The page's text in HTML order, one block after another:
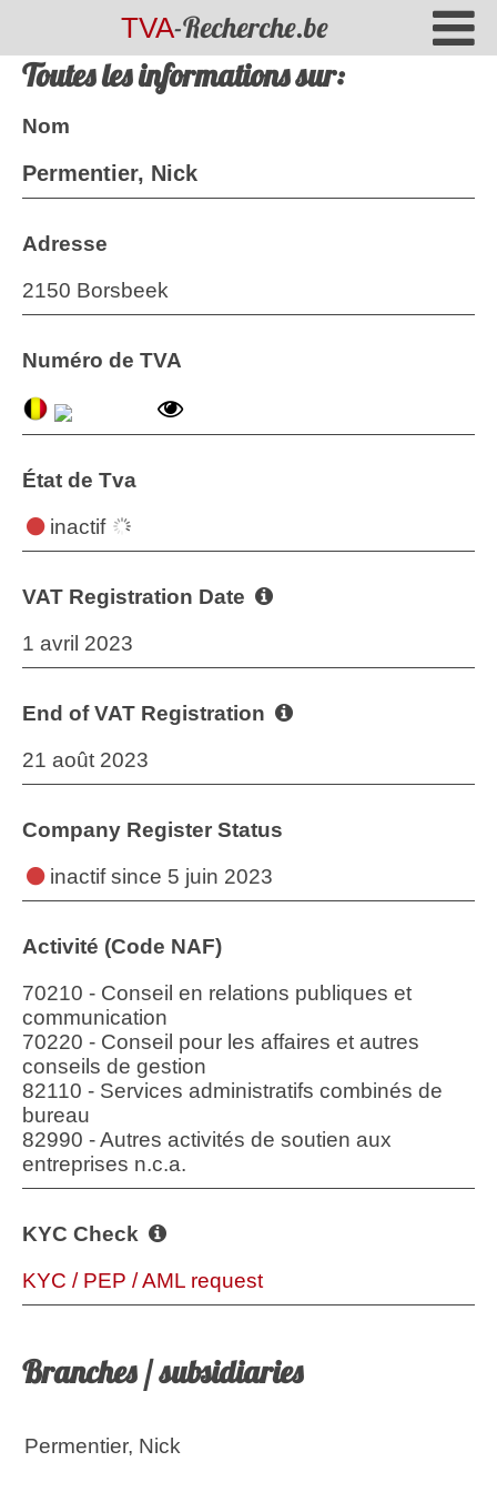
TVA-Recherche.be
Toutes les informations sur:
Nom
Permentier, Nick
Adresse
2150 Borsbeek
Numéro de TVA
État de Tva
inactif
VAT Registration Date
1 avril 2023
End of VAT Registration
21 août 2023
Company Register Status
inactifsince 5 juin 2023
Activité (Code NAF)
70210 - Conseil en relations publiques et
communication
70220 - Conseil pour les affaires et autres
conseils de gestion
82110 - Services administratifs combinés de
bureau
82990 - Autres activités de soutien aux
entreprises n.c.a.
KYC Check
KYC / PEP / AML request
Branches / subsidiaries
Permentier, Nick